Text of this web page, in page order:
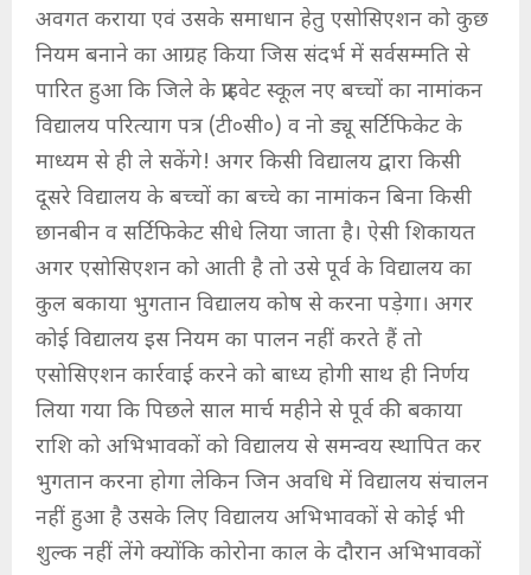
अवगत कराया एवं उसके समाधान हेतु एसोसिएशन को कुछ
नियम बनाने का आग्रह किया जिस संदर्भ में सर्वसम्मति से
पारित हुआ कि जिले के प्राइवेट स्कूल नए बच्चों का नामांकन
विद्यालय परित्याग पत्र (टी०सी०) व नो ड्यू सर्टिफिकेट के
माध्यम से ही ले सकेंगे! अगर किसी विद्यालय द्वारा किसी
दूसरे विद्यालय के बच्चों का बच्चे का नामांकन बिना किसी
छानबीन व सर्टिफिकेट सीधे लिया जाता है। ऐसी शिकायत
अगर एसोसिएशन को आती है तो उसे पूर्व के विद्यालय का
कुल बकाया भुगतान विद्यालय कोष से करना पड़ेगा। अगर
कोई विद्यालय इस नियम का पालन नहीं करते हैं तो
एसोसिएशन कार्रवाई करने को बाध्य होगी साथ ही निर्णय
लिया गया कि पिछले साल मार्च महीने से पूर्व की बकाया
राशि को अभिभावकों को विद्यालय से समन्वय स्थापित कर
भुगतान करना होगा लेकिन जिन अवधि में विद्यालय संचालन
नहीं हुआ है उसके लिए विद्यालय अभिभावकों से कोई भी
शुल्क नहीं लेंगे क्योंकि कोरोना काल के दौरान अभिभावकों